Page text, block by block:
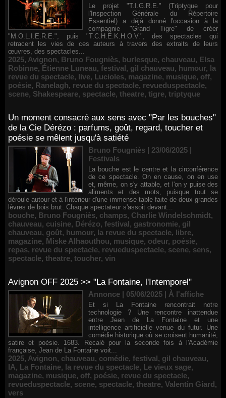
Le projet "T.I.G.R.E." (Triptyque pour
l'Inspection Générale du Répertoire
Essentiel) a déjà donné l'occasion à la
compagnie "Grand Tigre" de créer
"M.O.L.I.E.R.E.", puis "T.C.H.E.K.H.O.V.", des spectacles qui
retracent les vies de ces auteurs à travers des extraits de leurs
œuvres, des spectacles...
2025, Avignon, Bruno Fougniès, burlesque, chauveau, Elsa
Robinne, Étienne Luneau, festival, gil chauveau, humour, la
revue du spectacle, live, Lucioles, magazine, musique, off,
poésie, Ranelagh, revue du spectacle, revueduspectacle,
scene, Shakespeare, spectacle, theatre, tigre, triptyque
Un moment consacré aux sens avec "Par les bouches"
de la Cie Dérézo : parfums, goût, regard, toucher et
poésie se mêlent jusqu'à satiété
Bruno Fougniès | 23/06/2025 |
Festivals
La bouche est le centre et la circonférence
de ce spectacle. On en cause, on en use
et, même, on s'y attable, et l'on y puise des
aliments et des mots, puisque tout se
déroule autour et à l'intérieur d'une immense table faite de deux grandes
lèvres de bois brut. Chaque spectateur s'assoit devant...
bouche, Bruno Fougniès, champs, Charlie Windelschmidt,
chauveau, cuisine, Dérézo, festival, gastronomie, gil
chauveau, goût, humour, la revue du spectacle, libre,
magazine, Miske Alhaouthou, musique, odeur, poésie,
repas, revue du spectacle, revueduspectacle, scene, sens,
spectacle, theatre, toucher, vin
Avignon OFF 2025 >> "La Fontaine, l'Intemporel"
Annonce | 05/06/2025 | À l'affiche
Et si La Fontaine rencontrait notre
technologie ? Une rencontre inattendue
entre Jean de La Fontaine et une
intelligence artificielle venue du futur. Une
comédie historique où se croisent humanité,
satire et poésie. 1683. Recalé pour la seconde fois à l'Académie
française, Jean de La Fontaine voit...
2025, Avignon, chauveau, comédie, festival, gil chauveau,
IA, La Fontaine, la revue du spectacle, Le vieux sage,
magazine, musique, off, poésie, revue du spectacle,
revueduspectacle, scene, spectacle, theatre, Valentin Giard,
vers